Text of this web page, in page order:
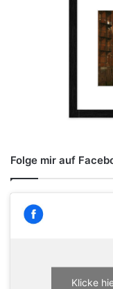
Folge mir auf
Klicke